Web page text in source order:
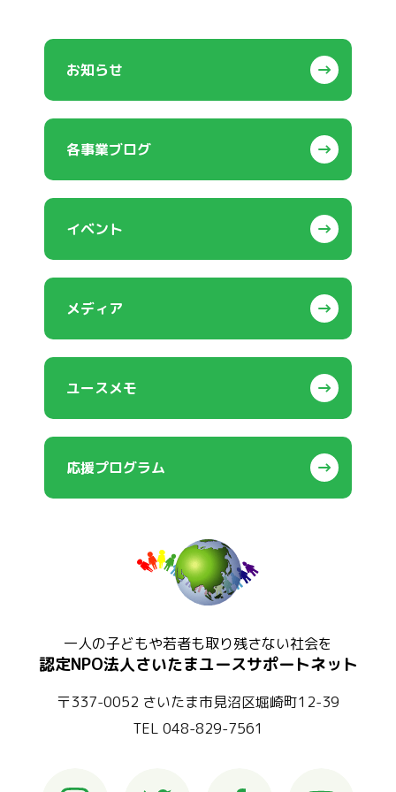
お知らせ
各事業ブログ
イベント
メディア
ユースメモ
応援プログラム
一人の子どもや若者も取り残さない社会を
認定NPO法人さいたまユースサポートネット
〒337-0052 さいたま市見沼区堀崎町12-39
TEL 048-829-7561